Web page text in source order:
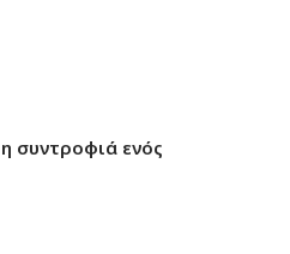
συντροφιά ενός